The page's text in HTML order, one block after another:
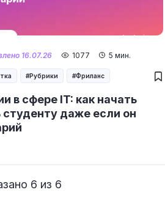
в сфере IT: как начать
студенту даже если он
16.07.26 1077 5 мин.
Рубрики Фриланс
6 из 6